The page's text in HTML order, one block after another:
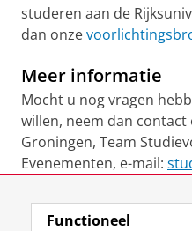
studeren aan de
dan onze
Meer informatie
Mocht u nog vragen
willen, neem dan
Groningen, Team
Evenementen, e-mail:
Laatst gewijzigd: 16 juni
Functioneel